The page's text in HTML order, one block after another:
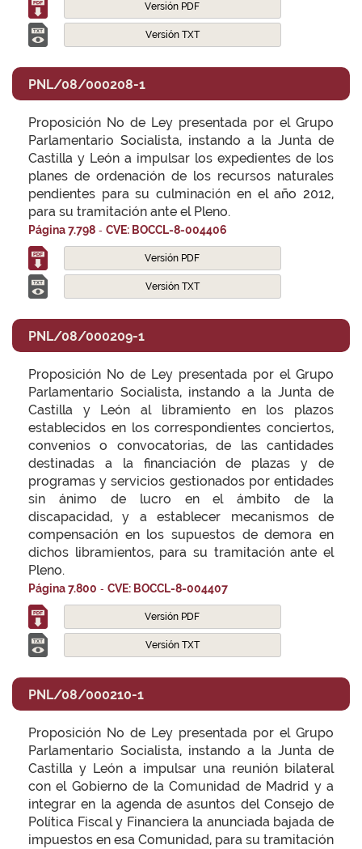
Versión PDF
Versión TXT
PNL/08/000208-1
Proposición No de Ley presentada por el Grupo
Parlamentario Socialista, instando a la Junta de
Castilla y León a impulsar los expedientes de los
planes de ordenación de los recursos naturales
pendientes para su culminación en el año 2012,
para su tramitación ante el Pleno.
Página 7.798 - CVE: BOCCL-8-004406
Versión PDF
Versión TXT
PNL/08/000209-1
Proposición No de Ley presentada por el Grupo
Parlamentario Socialista, instando a la Junta de
Castilla y León al libramiento en los plazos
establecidos en los correspondientes conciertos,
convenios o convocatorias, de las cantidades
destinadas a la financiación de plazas y de
programas y servicios gestionados por entidades
sin ánimo de lucro en el ámbito de la
discapacidad, y a establecer mecanismos de
compensación en los supuestos de demora en
dichos libramientos, para su tramitación ante el
Pleno.
Página 7.800 - CVE: BOCCL-8-004407
Versión PDF
Versión TXT
PNL/08/000210-1
Proposición No de Ley presentada por el Grupo
Parlamentario Socialista, instando a la Junta de
Castilla y León a impulsar una reunión bilateral
con el Gobierno de la Comunidad de Madrid y a
integrar en la agenda de asuntos del Consejo de
Política Fiscal y Financiera la anunciada bajada de
impuestos en esa Comunidad, para su tramitación